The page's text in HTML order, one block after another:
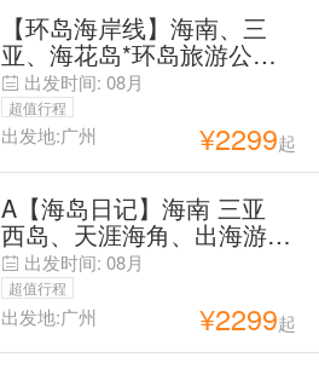
【环岛海岸线】海南、三
亚、海花岛*环岛旅游公路*
游艇出海*大小洞天双动6日
游
出发时间: 08月
超值行程
出发地:广州 ¥2299起
A【海岛日记】海南 三亚
西岛、天涯海角、出海游
艇、儋州海花岛 双飞5日
出发时间: 08月
超值行程
出发地:广州 ¥2299起